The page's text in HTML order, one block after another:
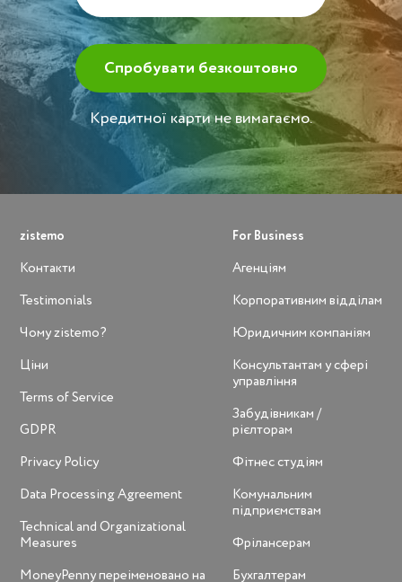
Кредитної карти не вимагаємо.
zistemo
Контакти
Testimonials
Чому zistemo?
Ціни
Terms of Service
GDPR
Privacy Policy
Data Processing Agreement
Technical and Organizational
Measures
MoneyPenny переіменовано на
For Business
Агенціям
Корпоративним відділам
Юридичним компаніям
Консультантам у сфері
управління
Забудівникам /
рієлторам
Фітнес студіям
Комунальним
підприємствам
Фрілансерам
Бухгалтерам